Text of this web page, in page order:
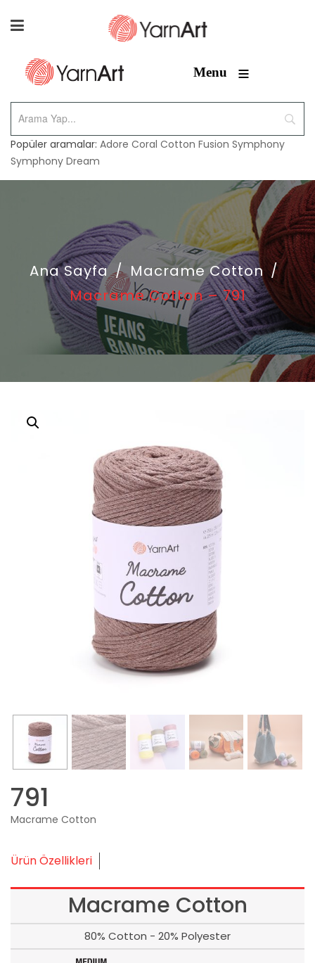
Menu ≡
Popüler aramalar: Adore Coral Cotton Fusion Symphony
Symphony Dream
Ana Sayfa / Macrame Cotton /
Macrame Cotton – 791
791
Macrame Cotton
Ürün Özellikleri
Macrame Cotton
80% Cotton - 20% Polyester